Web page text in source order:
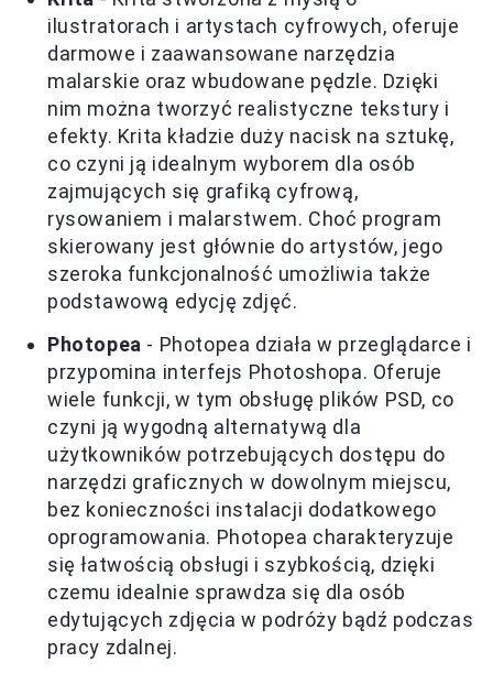
ilustratorach i artystach cyfrowych, oferuje
darmowe i zaawansowane narzędzia
malarskie oraz wbudowane pędzle. Dzięki
nim można tworzyć realistyczne tekstury i
efekty. Krita kładzie duży nacisk na sztukę,
co czyni ją idealnym wyborem dla osób
zajmujących się grafiką cyfrową,
rysowaniem i malarstwem. Choć program
skierowany jest głównie do artystów, jego
szeroka funkcjonalność umożliwia także
podstawową edycję zdjęć.
Photopea - Photopea działa w przeglądarce i
przypomina interfejs Photoshopa. Oferuje
wiele funkcji, w tym obsługę plików PSD, co
czyni ją wygodną alternatywą dla
użytkowników potrzebujących dostępu do
narzędzi graficznych w dowolnym miejscu,
bez konieczności instalacji dodatkowego
oprogramowania. Photopea charakteryzuje
się łatwością obsługi i szybkością, dzięki
czemu idealnie sprawdza się dla osób
edytujących zdjęcia w podróży bądź podczas
pracy zdalnej.